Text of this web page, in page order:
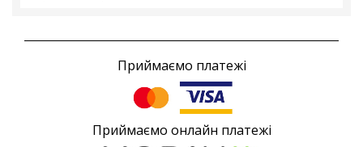
Приймаємо платежі
Приймаємо онлайн платежі